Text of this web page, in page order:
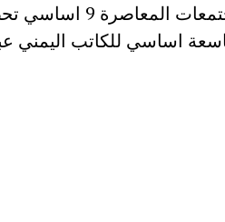
المرأة في
اساسي للكاتب اليمني